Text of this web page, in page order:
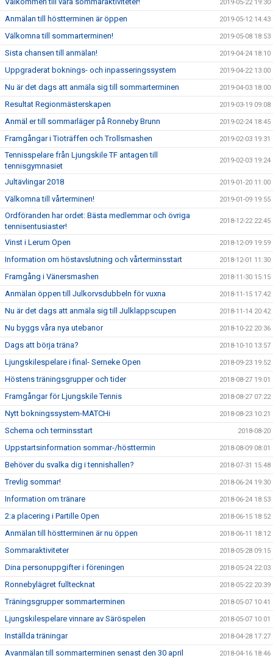
2019-05-22 19:30
Anmälan till höstterminen är öppen 2019-05-12 14:43
Välkomna till sommarterminen! 2019-05-08 18:53
Sista chansen till anmälan! 2019-04-24 18:10
Uppgraderat boknings- och inpasseringssystem 2019-04-22 13:00
Nu är det dags att anmäla sig till sommarterminen 2019-04-03 18:00
Resultat Regionmästerskapen 2019-03-19 09:08
Anmäl er till sommarläger på Ronneby Brunn 2019-02-24 18:45
Framgångar i Tioträffen och Trollsmashen 2019-02-03 19:31
Tennisspelare från Ljungskile TF antagen till
tennisgymnasiet
2019-02-03 19:24
Jultävlingar 2018 2019-01-20 11:00
Välkomna till vårterminen! 2019-01-09 19:55
Ordföranden har ordet: Bästa medlemmar och övriga
tennisentusiaster!
2018-12-22 22:45
Vinst i Lerum Open 2018-12-09 19:59
Information om höstavslutning och vårterminsstart 2018-12-01 11:30
Framgång i Vänersmashen 2018-11-30 15:15
Anmälan öppen till Julkorvsdubbeln för vuxna 2018-11-15 17:42
Nu är det dags att anmäla sig till Julklappscupen 2018-11-14 20:42
Nu byggs våra nya utebanor 2018-10-22 20:36
Dags att börja träna? 2018-10-10 13:57
Ljungskilespelare i final- Serneke Open 2018-09-23 19:52
Höstens träningsgrupper och tider 2018-08-27 19:01
Framgångar för Ljungskile Tennis 2018-08-27 07:22
Nytt bokningssystem-MATCHi 2018-08-23 10:21
Schema och terminsstart 2018-08-20
Uppstartsinformation sommar-/hösttermin 2018-08-09 08:01
Behöver du svalka dig i tennishallen? 2018-07-31 15:48
Trevlig sommar! 2018-06-24 19:30
Information om tränare 2018-06-24 18:53
2:a placering i Partille Open 2018-06-15 18:52
Anmälan till höstterminen är nu öppen 2018-06-11 18:12
Sommaraktiviteter 2018-05-28 09:15
Dina personuppgifter i föreningen 2018-05-24 22:03
Ronnebylägret fulltecknat 2018-05-22 20:39
Träningsgrupper sommarterminen 2018-05-07 10:41
Ljungskilespelare vinnare av Säröspelen 2018-05-07 10:01
Inställda träningar 2018-04-28 17:27
Avanmälan till sommarterminen senast den 30 april 2018-04-16 18:46